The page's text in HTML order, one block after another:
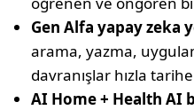
Gen Alfa yapay zeka
arama, yazma,
davranışlar hızla
AI Home + Health AI